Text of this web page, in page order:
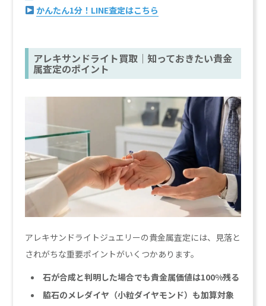
かんたん1分！LINE査定はこちら
アレキサンドライト買取｜知っておきたい貴金
属査定のポイント
アレキサンドライトジュエリーの貴金属査定には、見落と
されがちな重要ポイントがいくつかあります。
石が合成と判明した場合でも貴金属価値は100%残る
脇石のメレダイヤ（小粒ダイヤモンド）も加算対象